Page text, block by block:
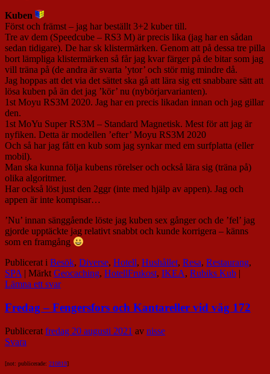
Kuben
Först och främst – jag har beställt 3+2 kuber till.
Tre av dem (Speedcube – RS3 M) är precis lika (jag har en sådan
sedan tidigare). De har sk klistermärken. Genom att på dessa tre pilla
bort lämpliga klistermärken så får jag kvar färger på de bitar som jag
vill träna på (de andra är svarta ’ytor’ och stör mig mindre då.
Jag hoppas att det via det sättet ska gå att lära sig ett snabbare sätt att
lösa kuben på än det jag ’kör’ nu (nybörjarvarianten).
1st Moyu RS3M 2020. Jag har en precis likadan innan och jag gillar
den.
1st MoYu Super RS3M – Standard Magnetisk. Mest för att jag är
nyfiken. Detta är modellen ’efter’ Moyu RS3M 2020
Och så har jag fått en kub som jag synkar med em surfplatta (eller
mobil).
Man ska kunna följa kubens rörelser och också lära sig (träna på)
olika algoritmer.
Har också löst just den 2ggr (inte med hjälp av appen). Jag och
appen är inte kompisar…
’Nu’ innan sänggående löste jag kuben sex gånger och de ’fel’ jag
gjorde upptäckte jag relativt snabbt och kunde korrigera – känns
som en framgång
Publicerat i Besök, Diverse, Hotell, Hushållet, Resa, Restaurang,
SPA | Märkt Geocaching, HotellFrukost, IKEA, Rubiks Kub |
Lämna ett svar
Fredag – Fengersfors och Kantareller vid väg 172
Publicerat fredag 20 augusti 2021 av nisse
Svara
[not: publicerade: 210819]